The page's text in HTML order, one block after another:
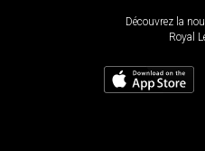
Découvrez la
Royal